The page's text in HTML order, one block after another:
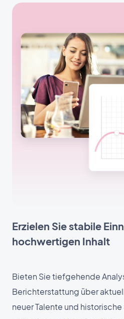
Erzielen Sie stabile
hochwertigen Inhalt
Bieten Sie tiefgehende
Berichterstattung über
neuer Talente und